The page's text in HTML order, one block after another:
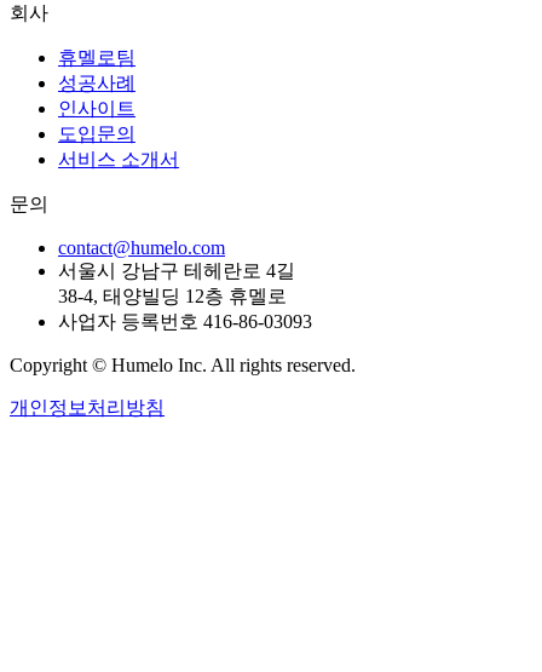
회사
휴멜로팀
성공사례
인사이트
도입문의
서비스 소개서
문의
contact@humelo.com
서울시 강남구 테헤란로 4길
38-4, 태양빌딩 12층 휴멜로
사업자 등록번호 416-86-03093
Copyright © Humelo Inc. All rights reserved.
개인정보처리방침